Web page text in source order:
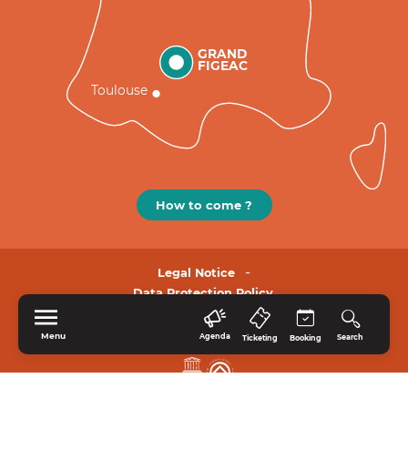
Menu Agenda Ticketing Booking Search
GRAND
FIGEAC
Toulouse
How to come ?
Legal Notice
Data Protection Policy.